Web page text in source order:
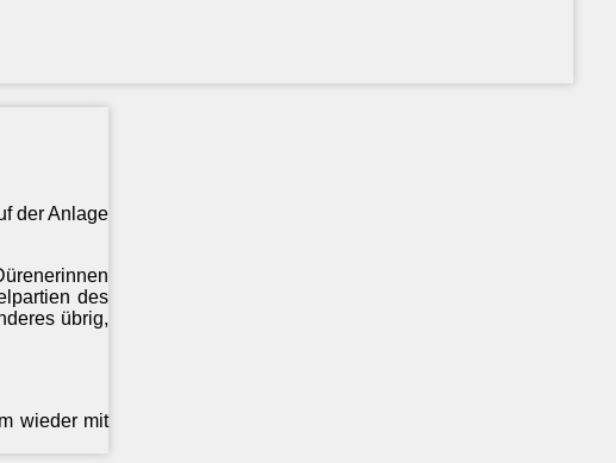
der Anlage
des
übrig,
wieder mit